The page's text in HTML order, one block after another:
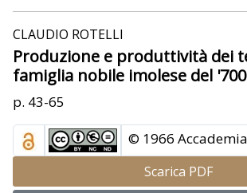
CLAUDIO ROTELLI
Produzione e produttività dei
famiglia nobile imolese del '700
p. 43-65
© 1966
Scarica PDF